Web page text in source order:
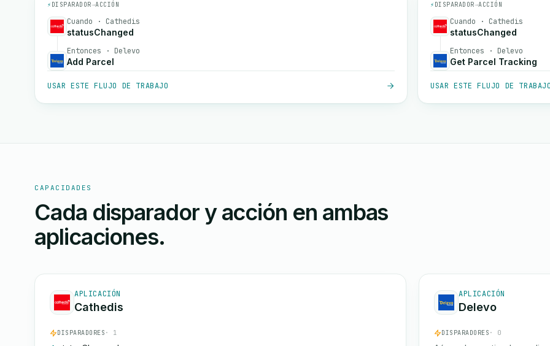
⚡ DISPARADOR→ACCIÓN
Cuando · Cathedis
statusChanged
Entonces · Delevo
Add Parcel
USAR ESTE FLUJO DE TRABAJO
⚡ DISPARADOR→ACCIÓN
Cuando · Cathedis
statusChanged
Entonces · Delevo
Get Parcel Tracking
USAR ESTE FLUJO DE
CAPACIDADES
Cada disparador y acción en ambas
aplicaciones.
APLICACIÓN
Cathedis
DISPARADORES · 1
APLICACIÓN
Delevo
DISPARADORES · 0